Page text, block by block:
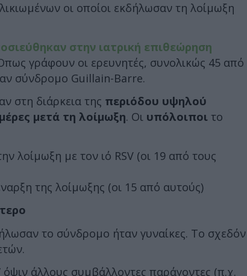
οι οποίοι εκδήλωσαν τη λοίμωξη
στην ιατρική επιθεώρηση
γράφουν οι ερευνητές, συνολικώς 45 από
σύνδρομο Guillain-Barre.
στη διάρκεια της περιόδου υψηλού
μετά τη λοίμωξη. Οι υπόλοιποι το
λοίμωξη με τον ιό RSV (οι 19 από τους
της λοίμωξης (οι 15 από αυτούς)
το σύνδρομο ήταν γυναίκες. Το σχεδόν
άλλους συμβάλλοντες παράγοντες (π.χ.